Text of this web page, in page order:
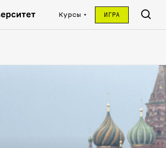
Курсы ИГРА